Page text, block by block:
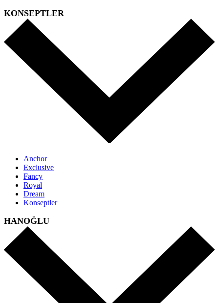
KONSEPTLER
Anchor
Exclusive
Fancy
Royal
Dream
Konseptler
HANOĞLU